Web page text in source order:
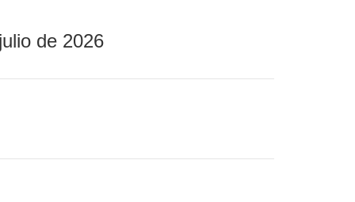
de 2026